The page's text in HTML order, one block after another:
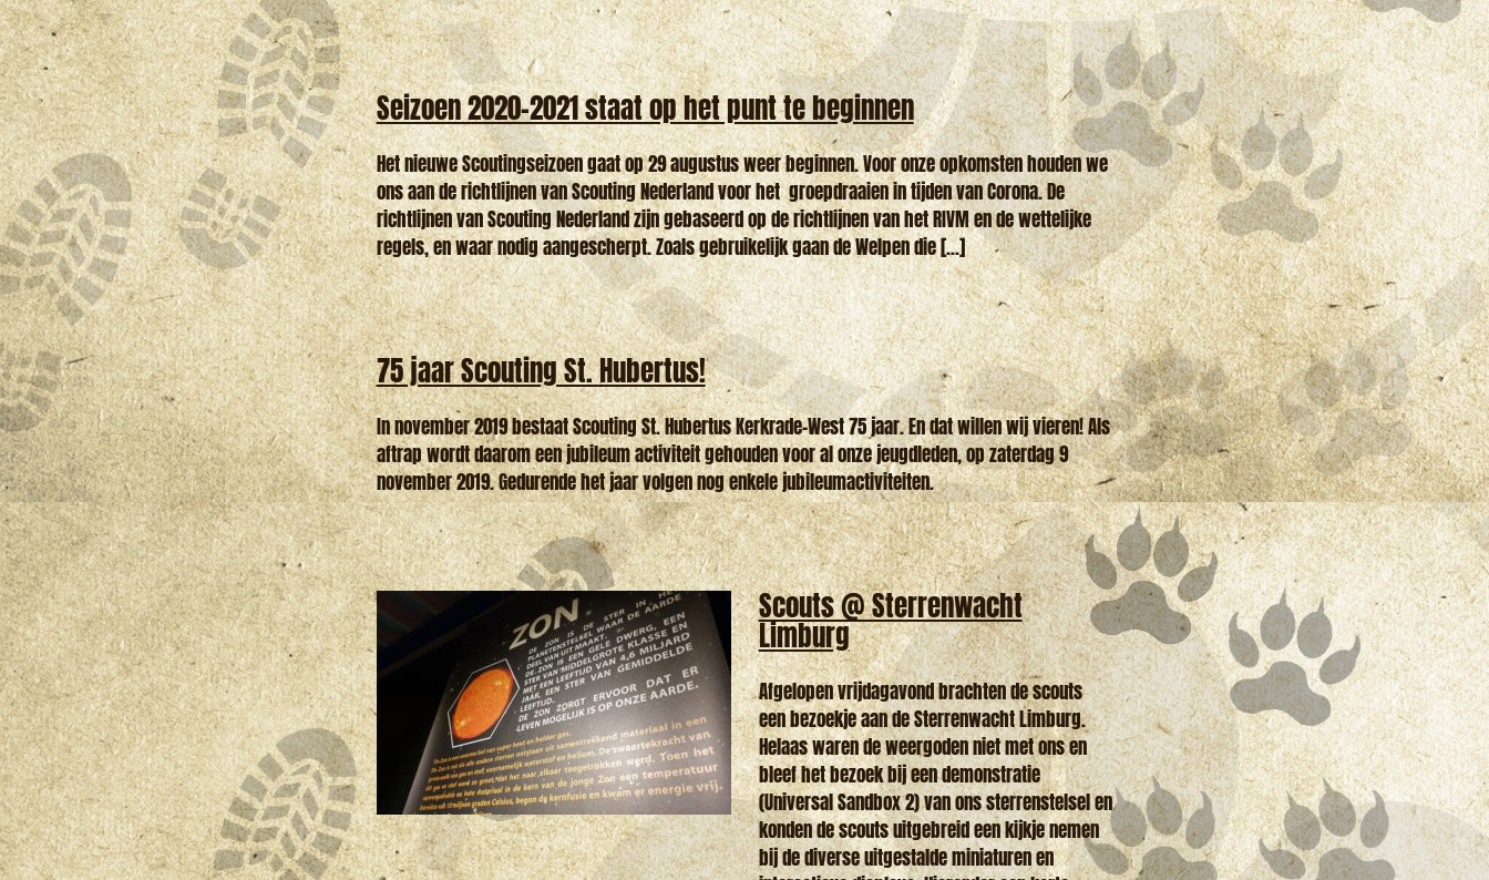
Seizoen 2020-2021 staat op het punt te beginnen
Het nieuwe Scoutingseizoen gaat op 29 augustus weer beginnen. Voor onze opkomsten houden we
ons aan de richtlijnen van Scouting Nederland voor het groepdraaien in tijden van Corona. De
richtlijnen van Scouting Nederland zijn gebaseerd op de richtlijnen van het RIVM en de wettelijke
regels, en waar nodig aangescherpt. Zoals gebruikelijk gaan de Welpen die [...]
75 jaar Scouting St. Hubertus!
In november 2019 bestaat Scouting St. Hubertus Kerkrade-West 75 jaar. En dat willen wij vieren! Als
aftrap wordt daarom een jubileum activiteit gehouden voor al onze jeugdleden, op zaterdag 9
november 2019. Gedurende het jaar volgen nog enkele jubileumactiviteiten.
Scouts @ Sterrenwacht
Limburg
Afgelopen vrijdagavond brachten de scouts
een bezoekje aan de Sterrenwacht Limburg.
Helaas waren de weergoden niet met ons en
bleef het bezoek bij een demonstratie
(Universal Sandbox 2) van ons sterrenstelsel en
konden de scouts uitgebreid een kijkje nemen
bij de diverse uitgestalde miniaturen en